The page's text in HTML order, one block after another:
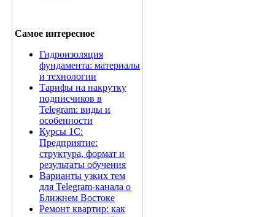
Самое интересное
Гидроизоляция
фундамента: материалы
и технологии
Тарифы на накрутку
подписчиков в
Telegram: виды и
особенности
Курсы 1С:
Предприятие:
структура, формат и
результаты обучения
Варианты узких тем
для Telegram-канала о
Ближнем Востоке
Ремонт квартир: как